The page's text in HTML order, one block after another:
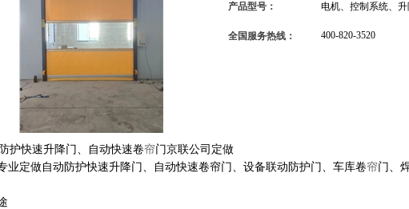
产品型号： 电机、控制系统、
全国服务热线： 400-820-3520
护快速升降门、自动快速卷帘门京联公司定做
业定做自动防护快速升降门、自动快速卷帘门、设备联动防护门、车库卷帘门、